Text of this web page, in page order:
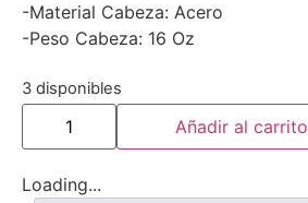
-Material Cabeza: Acero
-Peso Cabeza: 16 Oz
3 disponibles
Añadir al carrito
Loading...